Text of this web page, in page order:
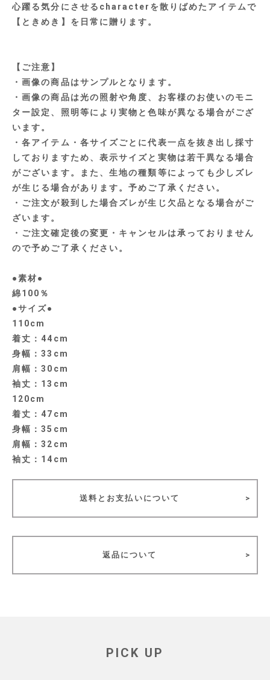
心躍る気分にさせるcharacterを散りばめたアイテムで
【ときめき】を日常に贈ります。
【ご注意】
・画像の商品はサンプルとなります。
・画像の商品は光の照射や角度、お客様のお使いのモニ
ター設定、照明等により実物と色味が異なる場合がござ
います。
・各アイテム・各サイズごとに代表一点を抜き出し採寸
しておりますため、表示サイズと実物は若干異なる場合
がございます。また、生地の種類等によっても少しズレ
が生じる場合があります。予めご了承ください。
・ご注文が殺到した場合ズレが生じ欠品となる場合がご
ざいます。
・ご注文確定後の変更・キャンセルは承っておりません
ので予めご了承ください。
●素材●
綿100％
●サイズ●
110cm
着丈：44cm
身幅：33cm
肩幅：30cm
袖丈：13cm
120cm
着丈：47cm
身幅：35cm
肩幅：32cm
袖丈：14cm
送料とお支払いについて
返品について
PICK UP